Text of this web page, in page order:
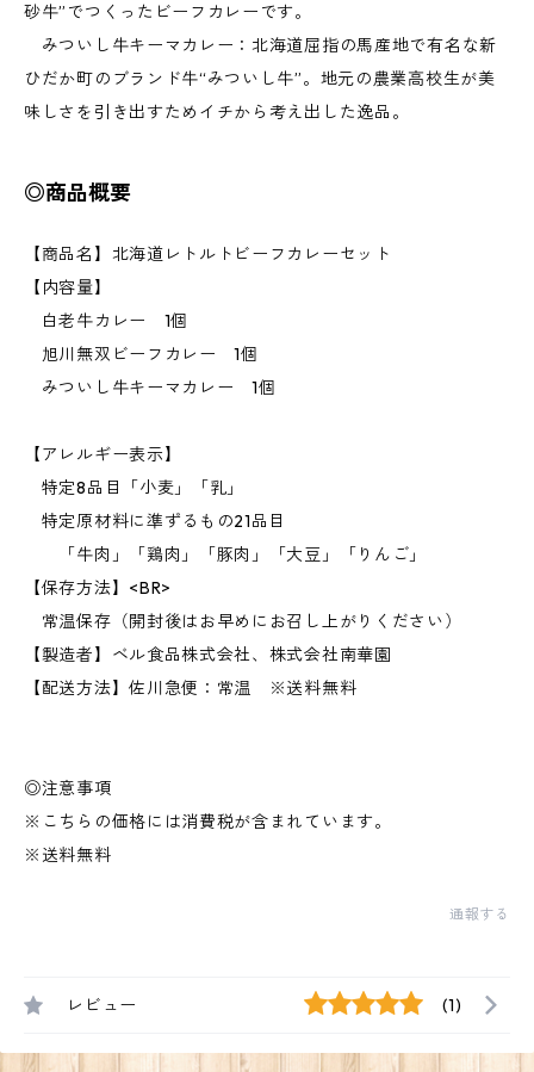
砂牛”でつくったビーフカレーです。
みついし牛キーマカレー：北海道屈指の馬産地で有名な新
ひだか町のブランド牛“みついし牛”。地元の農業高校生が美
味しさを引き出すためイチから考え出した逸品。
◎商品概要
【商品名】北海道レトルトビーフカレーセット
【内容量】
白老牛カレー 1個
旭川無双ビーフカレー 1個
みついし牛キーマカレー 1個
【アレルギー表示】
特定8品目「小麦」「乳」
特定原材料に準ずるもの21品目
「牛肉」「鶏肉」「豚肉」「大豆」「りんご」
【保存方法】<BR>
常温保存（開封後はお早めにお召し上がりください）
【製造者】ベル食品株式会社、株式会社南華園
【配送方法】佐川急便：常温 ※送料無料
◎注意事項
※こちらの価格には消費税が含まれています。
※送料無料
通報する
レビュー (1)